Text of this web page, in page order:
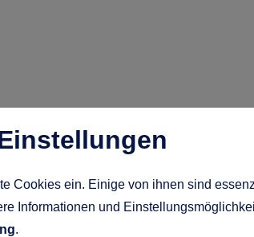
Cookies ein. Einige von ihnen sind
Informationen und
.